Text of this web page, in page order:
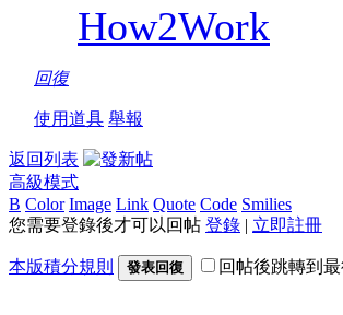
How2Work
回復
使用道具 舉報
返回列表
高級模式
B Color Image Link Quote Code Smilies
您需要登錄後才可以回帖 登錄 | 立即註冊
本版積分規則 發表回復 回帖後跳轉到